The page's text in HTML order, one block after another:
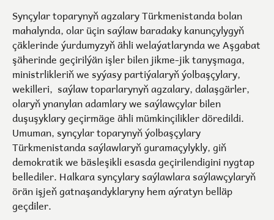
Synçylar toparynyň agzalary Türkmenistanda bolan
mahalynda, olar üçin saýlaw baradaky kanunçylygyň
çäklerinde ýurdumyzyň ähli welaýatlarynda we Aşgabat
şäherinde geçirilýän işler bilen jikme-jik tanyşmaga,
ministrlikleriň we syýasy partiýalaryň ýolbaşçylary,
wekilleri, saýlaw toparlarynyň agzalary, dalaşgärler,
olaryň ynanylan adamlary we saýlawçylar bilen
duşuşyklary geçirmäge ähli mümkinçilikler döredildi.
Umuman, synçylar toparynyň ýolbaşçylary
Türkmenistanda saýlawlaryň guramaçylykly, giň
demokratik we bäsleşikli esasda geçirilendigini nygtap
bellediler. Halkara synçylary saýlawlara saýlawçylaryň
örän işjeň gatnaşandyklaryny hem aýratyn belläp
geçdiler.